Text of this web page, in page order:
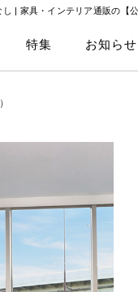
| 家具・インテリア通販の【
特集 お知らせ